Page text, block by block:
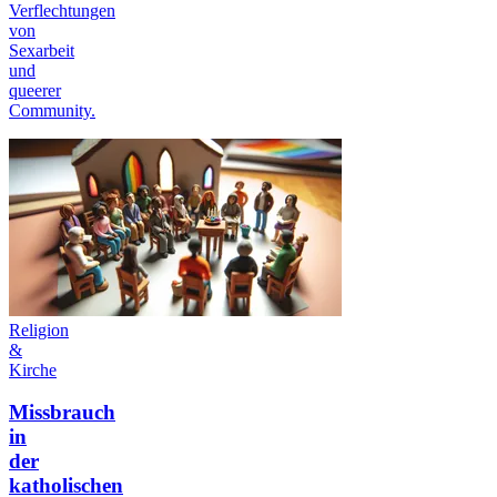
Verflechtungen
von
Sexarbeit
und
queerer
Community.
Religion
&
Kirche
Missbrauch
in
der
katholischen